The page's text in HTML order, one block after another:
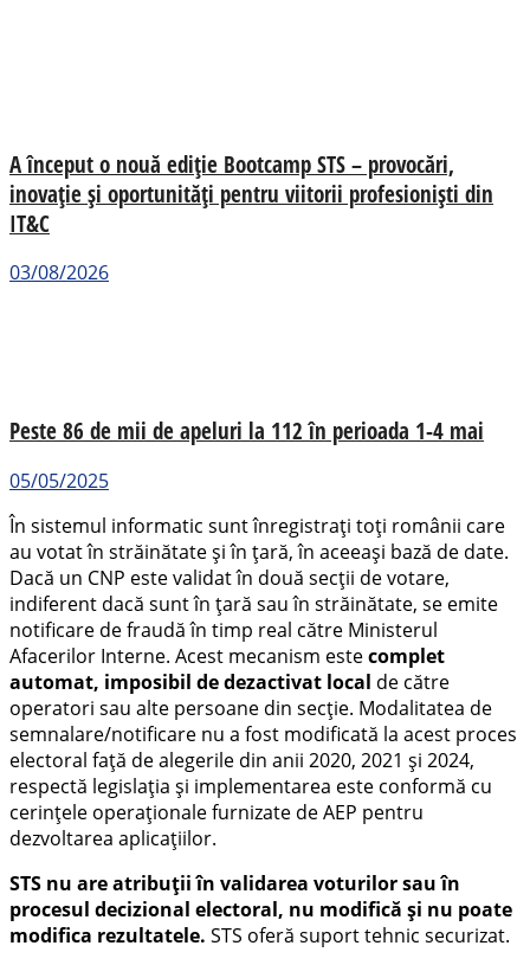
A început o nouă ediție Bootcamp STS – provocări,
inovație și oportunități pentru viitorii profesioniști din
IT&C
03/08/2026
Peste 86 de mii de apeluri la 112 în perioada 1-4 mai
05/05/2025
În sistemul informatic sunt înregistrați toți românii care
au votat în străinătate și în țară, în aceeași bază de date.
Dacă un CNP este validat în două secții de votare,
indiferent dacă sunt în țară sau în străinătate, se emite
notificare de fraudă în timp real către Ministerul
Afacerilor Interne. Acest mecanism estecomplet
automat, imposibil de dezactivat local de către
operatori sau alte persoane din secție. Modalitatea de
semnalare/notificare nu a fost modificată la acest proces
electoral față de alegerile din anii 2020, 2021 și 2024,
respectă legislația și implementarea este conformă cu
cerințele operaționale furnizate de AEP pentru
dezvoltarea aplicațiilor.
STS nu are atribuții în validarea voturilor sau în
procesul decizional electoral, nu modifică și nu poate
modifica rezultatele. STS oferă suport tehnic securizat.